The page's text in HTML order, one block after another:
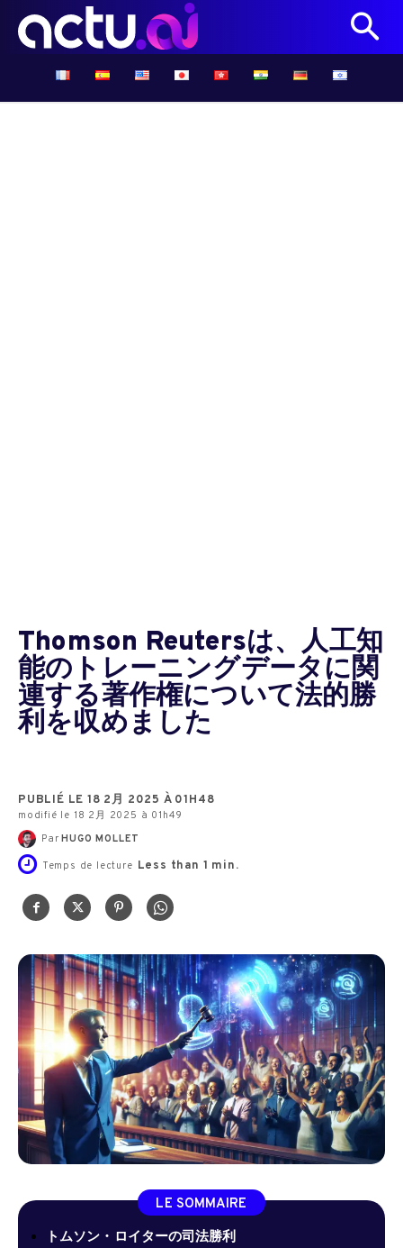
Thomson Reutersは、人工知
能のトレーニングデータに関
連する著作権について法的勝
利を収めました
PUBLIÉ LE 18 2月 2025 À 01H48
modifié le 18 2月 2025 à 01h49
Par HUGO MOLLET
Temps de lecture Less than 1 min.
LE SOMMAIRE
トムソン・ロイターの司法勝利